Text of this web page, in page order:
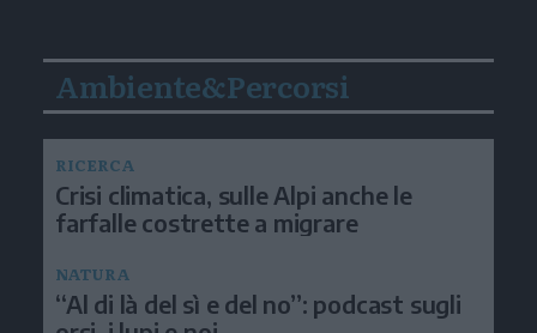
Ambiente&Percorsi
RICERCA
Crisi climatica, sulle Alpi anche le
farfalle costrette a migrare
NATURA
“Al di là del sì e del no”: podcast sugli